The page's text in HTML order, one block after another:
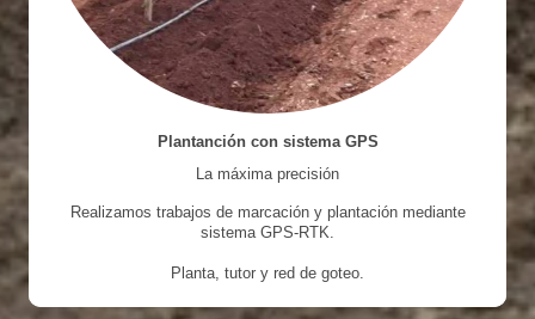
Plantanción con sistema GPS
La máxima precisión
Realizamos trabajos de marcación y plantación mediante
sistema GPS-RTK.
Planta, tutor y red de goteo.